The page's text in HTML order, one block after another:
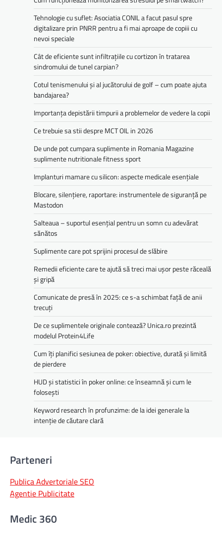
Tehnologie cu suflet: Asociatia CONIL a facut pasul spre
digitalizare prin PNRR pentru a fi mai aproape de copiii cu
nevoi speciale
Cât de eficiente sunt infiltrațiile cu cortizon în tratarea
sindromului de tunel carpian?
Cotul tenismenului și al jucătorului de golf – cum poate ajuta
bandajarea?
Importanța depistării timpurii a problemelor de vedere la copii
Ce trebuie sa stii despre MCT OIL in 2026
De unde pot cumpara suplimente in Romania Magazine
suplimente nutritionale fitness sport
Implanturi mamare cu silicon: aspecte medicale esențiale
Blocare, silențiere, raportare: instrumentele de siguranță pe
Mastodon
Salteaua – suportul esențial pentru un somn cu adevărat
sănătos
Suplimente care pot sprijini procesul de slăbire
Remedii eficiente care te ajută să treci mai ușor peste răceală
și gripă
Comunicate de presă în 2025: ce s-a schimbat față de anii
trecuți
De ce suplimentele originale contează? Unica.ro prezintă
modelul Protein4Life
Cum îți planifici sesiunea de poker: obiective, durată și limită
de pierdere
HUD și statistici în poker online: ce înseamnă și cum le
folosești
Keyword research în profunzime: de la idei generale la
intenție de căutare clară
Parteneri
Publica Advertoriale SEO
Agentie Publicitate
Medic 360